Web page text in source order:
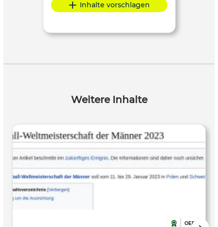
Inhalte vorschlagen
Weitere Inhalte
OER